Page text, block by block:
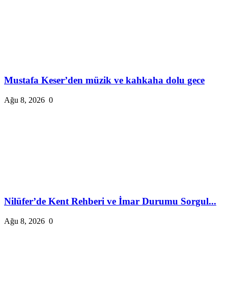
Mustafa Keser’den müzik ve kahkaha dolu gece
Ağu 8, 2026 0
Nilüfer’de Kent Rehberi ve İmar Durumu Sorgul...
Ağu 8, 2026 0